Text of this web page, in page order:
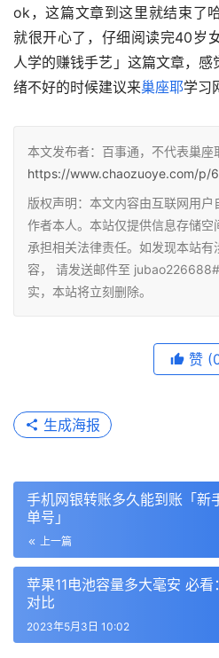
ok，这篇文章到这里就结束了
就很开心了，仔细阅读完40岁
人学的赚钱手艺」这篇文章，
绪不好的时候建议来巢座耶学习
本文发布者：百事通，不代表巢座
https://www.chaozuoye.com/p/
版权声明：本文内容由互联网用
作者本人。本站仅提供信息存储
承担相关法律责任。如发现本站
容， 请发送邮件至
实，本站将立刻删除。
赞
生成海报
手机网银转账多久能到账「新
单号」
上一篇
苹果11电池容量多大毫安 必
对比
2023年5月3日 10:02